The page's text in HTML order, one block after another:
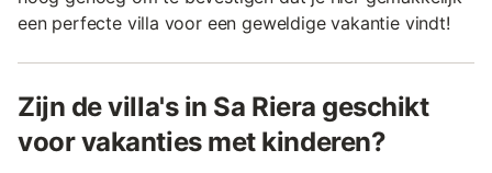
een perfecte villa voor een geweldige vakantie vindt!
Zijn de villa's in Sa Riera geschikt
voor vakanties met kinderen?